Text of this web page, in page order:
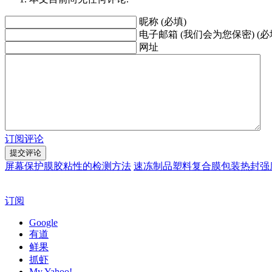
昵称 (必填)
电子邮箱 (我们会为您保密) (必
网址
订阅评论
屏幕保护膜胶粘性的检测方法 速冻制品塑料复合膜包装热封
订阅
Google
有道
鲜果
抓虾